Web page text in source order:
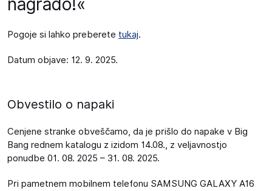
nagrado!«
Pogoje si lahko preberete tukaj.
Datum objave: 12. 9. 2025.
Obvestilo o napaki
Cenjene stranke obveščamo, da je prišlo do napake v Big
Bang rednem katalogu z izidom 14.08., z veljavnostjo
ponudbe 01. 08. 2025 – 31. 08. 2025.
Pri pametnem mobilnem telefonu SAMSUNG GALAXY A16